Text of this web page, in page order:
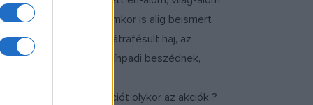
az utolsó stádiumkor is alig beismert
is menne ? a simán hátrafésült haj, az
tiszta és komplex színpadi beszédnek,
hogy a burjánzó dikciót olykor az akciók ?